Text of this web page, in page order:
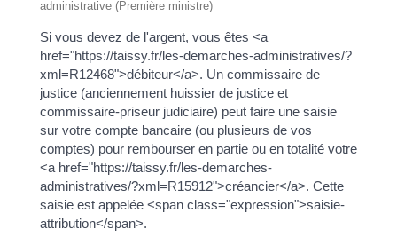
administrative (Première ministre)
Si vous devez de l'argent, vous êtes <a
href="https://taissy.fr/les-demarches-administratives/?
xml=R12468">débiteur</a>. Un commissaire de
justice (anciennement huissier de justice et
commissaire-priseur judiciaire) peut faire une saisie
sur votre compte bancaire (ou plusieurs de vos
comptes) pour rembourser en partie ou en totalité votre
<a href="https://taissy.fr/les-demarches-
administratives/?xml=R15912">créancier</a>. Cette
saisie est appelée <span class="expression">saisie-
attribution</span>.